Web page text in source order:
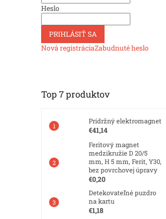
Heslo
PRIHLÁSIŤ SA
Nová registráciaZabudnuté heslo
Top 7 produktov
Prídržný elektromagnet
€41,14
Feritový magnet
medzikružie D 20/5
mm, H 5 mm, Ferit, Y30,
bez povrchovej úpravy
€0,20
Detekovateľné puzdro
na kartu
€1,18